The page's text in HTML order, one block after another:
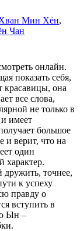
Мин Хён,
Чан
онлайн.
показать себя,
красавицы, она
все слова,
не только в
имеет
большое
и верит, что на
один
характер.
дружить, точнее,
к успеху
правду о
вступить в
Ын –